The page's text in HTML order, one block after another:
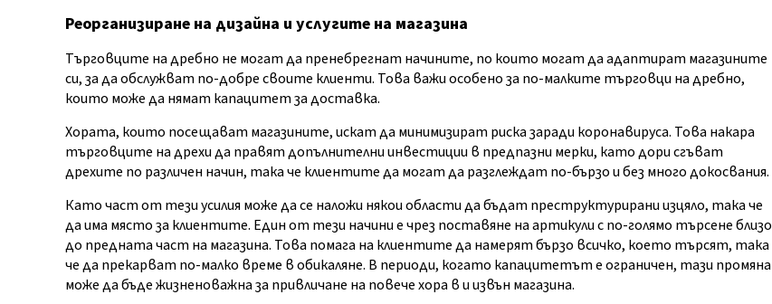
Реорганизиране на дизайна и услугите на магазина
Търговците на дребно не могат да пренебрегнат начините, по които могат да адаптират магазините
си, за да обслужват по-добре своите клиенти. Това важи особено за по-малките търговци на дребно,
които може да нямат капацитет за доставка.
Хората, които посещават магазините, искат да минимизират риска заради коронавируса. Това накара
търговците на дрехи да правят допълнителни инвестиции в предпазни мерки, като дори сгъват
дрехите по различен начин, така че клиентите да могат да разглеждат по-бързо и без много докосвания.
Като част от тези усилия може да се наложи някои области да бъдат преструктурирани изцяло, така че
да има място за клиентите. Един от тези начини е чрез поставяне на артикули с по-голямо търсене близо
до предната част на магазина. Това помага на клиентите да намерят бързо всичко, което търсят, така
че да прекарват по-малко време в обикаляне. В периоди, когато капацитетът е ограничен, тази промяна
може да бъде жизненоважна за привличане на повече хора в и извън магазина.